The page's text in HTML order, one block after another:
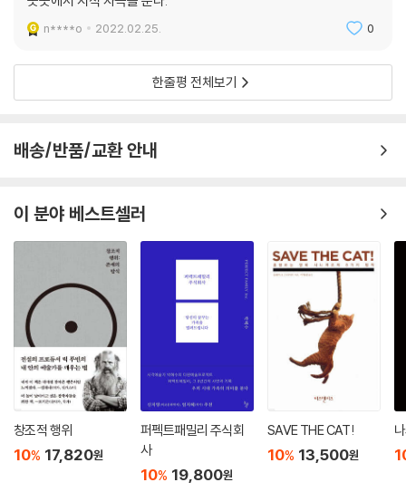
위도 아니다! 예술 작품은 최고로 자유롭고 막강하다. 그 힘은 도무지 인간
주체가 컨트롤할 수 없는 생경한 세력이다.
--- p.88
예술 작품은 존재하자마자 해석된다. 그 해석은 우리를 끌어들여 우리가
되면 우리 인간은 하나의 미적 경험에서 다른 미적 경험으로 이리저리 끌
에서 이야기를 듣는다. 우리는 건축물에 잠기고, 음악을 듣고, 디자인 제품
예술 그 자체는 자신을 넘어서는 어떠한 가치 판단의 지배도 받지 않는다.
--- p.92
예술은 탈도덕적이고, 탈법적이며, 탈정치적이다. 그렇기에 예술의 힘은
절대적 힘이다.
이와 비슷한 이유에서 예술은 탈종교적이다. 일신교가 신이 예술의 현존과
절대적인 갈등 속에 있다고 가르치는 건 우연이 아니다. 예술 작품은 신만
이 유일한 절대자라는 주장에 시비를 거는 절대자다.
의를 비판하면서 자신의 신실재론과 의미장 개념을 바탕으로 예술의 본성
과 의미를 밝힌다.
스스로 존재하기 위해 우리를 끌어들이는
가 예술 작품이고 뒤샹의 작품 〈샘〉-소변기가 예술 작품인가? 가브리엘은
대로 이 대상들을 예술 작품으로 만들어주는 것은 미술계일까?
마르쿠스 가브리엘은 이런 생각이 예술의 힘에 무지하게 하는 편견이라고,
그런 방식으로는 예술의 힘을 이해할 수 없다고 말한다. 그는 대상과 주체
(관람자)만이 아니라 주체와 대상의 관계 또한 실재하며, 수행으로서의 해
석을 포함하는 것이 예술 작품이라고 자신의 의미장 개념을 가지고 예술을
이야기한다.
“예술에 대한 지각 혹은 예술에 대한 생각은 외재적 활동이 아니다. 그것은
예술 작품 그 자체의 부분이다. 그렇게 우리는 예술 작품의 구성에 통합된
예술 작품이 전시되는 대상이 아니라 콤퍼지션이라는 것은 다양한 감각 요
소를 묶어 주는 아이디어, 물질 재료와 비물질적 아이디어의 콤포지션, 의
n****o 2022.02.25. 0
한줄평 전체보기
배송/반품/교환 안내
이 분야 베스트셀러
창조적 행위
10% 17,820원
퍼펙트패밀리 주식회
사
10% 19,800원
SAVE THE CAT!
10% 13,500원